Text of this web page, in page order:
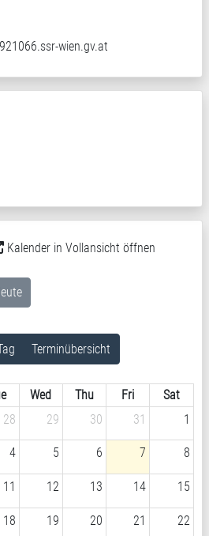
Kalender in Vollansicht öffnen
Terminübersicht
Wed Thu Fri
Sat
28 29 30 31 1
4 5 6 7 8
11 12 13 14 15
18 19 20 21 22
wien.gv.at